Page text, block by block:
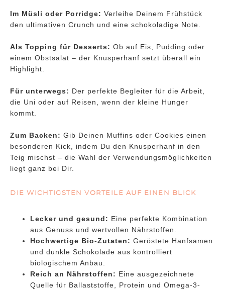
Im Müsli oder Porridge: Verleihe Deinem Frühstück
den ultimativen Crunch und eine schokoladige Note.
Als Topping für Desserts: Ob auf Eis, Pudding oder
einem Obstsalat – der Knusperhanf setzt überall ein
Highlight.
Für unterwegs: Der perfekte Begleiter für die Arbeit,
die Uni oder auf Reisen, wenn der kleine Hunger
kommt.
Zum Backen: Gib Deinen Muffins oder Cookies einen
besonderen Kick, indem Du den Knusperhanf in den
Teig mischst – die Wahl der Verwendungsmöglichkeiten
liegt ganz bei Dir.
DIE WICHTIGSTEN VORTEILE AUF EINEN BLICK
Lecker und gesund: Eine perfekte Kombination
aus Genuss und wertvollen Nährstoffen.
Hochwertige Bio-Zutaten: Geröstete Hanfsamen
und dunkle Schokolade aus kontrolliert
biologischem Anbau.
Reich an Nährstoffen: Eine ausgezeichnete
Quelle für Ballaststoffe, Protein und Omega-3-